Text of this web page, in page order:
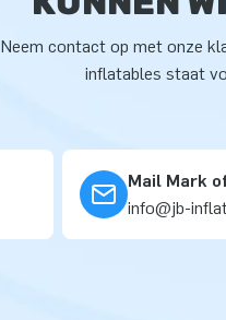
Neem contact op met onze
inflatables staat
Mail Mark
info@jb-